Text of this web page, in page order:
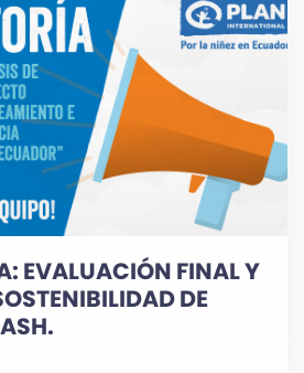
EVALUACIÓN FINAL Y
DE